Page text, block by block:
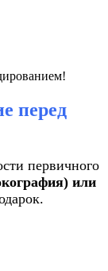
перед
первичного
или